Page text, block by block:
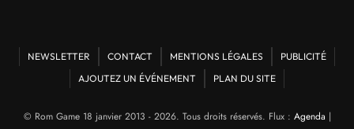
NEWSLETTER CONTACT MENTIONS LÉGALES
PUBLICITÉ
AJOUTEZ UN ÉVÉNEMENT
PLAN DU SITE
© Rom Game 18 janvier 2013 - 2026. Tous droits réservés. Flux : Agenda |